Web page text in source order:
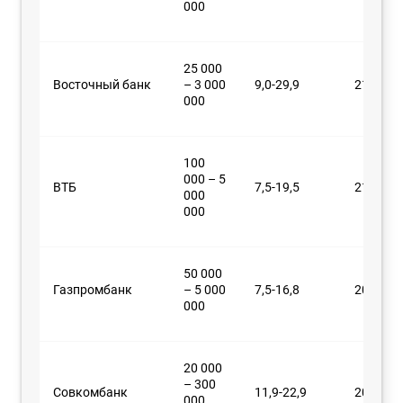
000
Восточный банк
25 000
– 3 000
000
9,0-29,9 21-76
ВТБ
100
000 – 5
000
000
7,5-19,5 21-70
Газпромбанк
50 000
– 5 000
000
7,5-16,8 20-70
Совкомбанк
20 000
– 300
11,9-22,9 20-85